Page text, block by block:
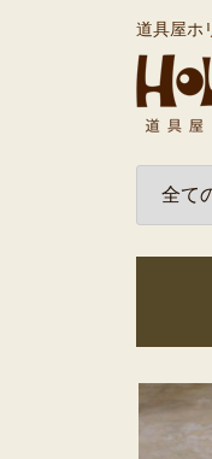
道具屋ホ